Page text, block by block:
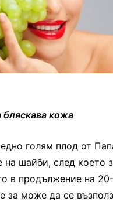
бляскава кожа
голям плод от
на шайби, след което
в продължение на
за може да се